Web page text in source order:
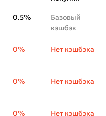
0.5%
Базовый
кэшбэк
0% Нет кэшбэка
0% Нет кэшбэка
0% Нет кэшбэка